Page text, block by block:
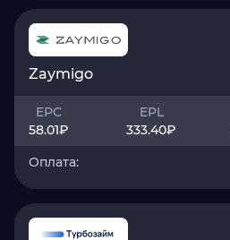
Zaymigo
EPC
58.01₽
EPL
333.40₽
Оплата: